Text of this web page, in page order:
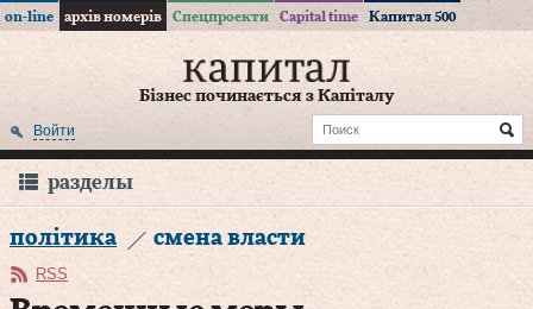
on-line архів номерів Спецпроекти Capital time Капитал 500
Бізнес починається з Капіталу
Войти
разделы
політика смена власти
RSS